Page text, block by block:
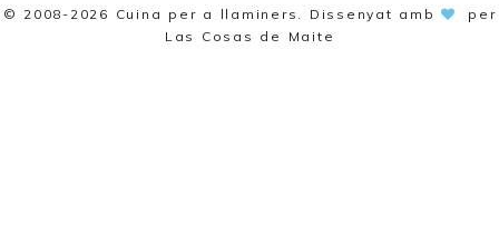
© 2008-2026 Cuina per a llaminers . Dissenyat amb
per
Las Cosas de Maite